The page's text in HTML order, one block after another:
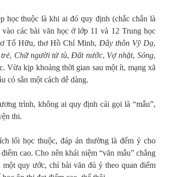
học thuộc là khi ai đó quy định (chắc chắn là
các bài văn học ở lớp 11 và 12 Trung học
Tố Hữu, thơ Hồ Chí Minh, Đây thôn Vỹ Dạ,
, Chữ người tử tù, Đất nước, Vợ nhặt, Sóng,
Vừa kịp khoảng thời gian sau một ít, mạng xã
có sẵn một cách dễ dàng.
trình, không ai quy định cái gọi là “mẫu”,
thi.
lối học thuộc, đáp án thường là đếm ý cho
cao. Cho nên khái niệm “văn mẫu” chẳng
quy ước, chỉ bài văn đủ ý theo quan điểm